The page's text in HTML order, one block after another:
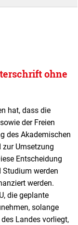
ohne
hat, dass die
der Freien
des Akademischen
zur Umsetzung
Entscheidung
werden
werden.
die geplante
solange
Landes vorliegt,